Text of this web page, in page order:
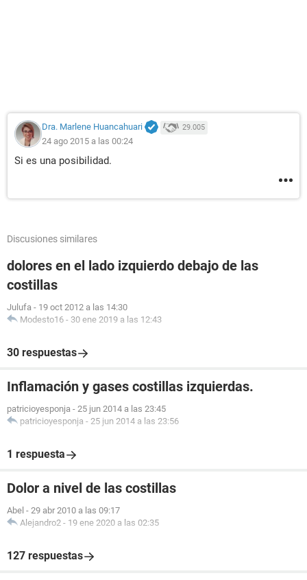
Dra. Marlene Huancahuari 29.005
24 ago 2015 a las 00:24
Si es una posibilidad.
Discusiones similares
dolores en el lado izquierdo debajo de las
costillas
Julufa - 19 oct 2012 a las 14:30
Modesto16 - 30 ene 2019 a las 12:43
30 respuestas
Inflamación y gases costillas izquierdas.
patricioyesponja - 25 jun 2014 a las 23:45
patricioyesponja - 25 jun 2014 a las 23:56
1 respuesta
Dolor a nivel de las costillas
Abel - 29 abr 2010 a las 09:17
Alejandro2 - 19 ene 2020 a las 02:35
127 respuestas